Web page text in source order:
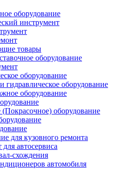
оборудование
инструмент
товары
оборудование
оборудование
гидравлическое оборудование
оборудование
оборудование
для кузовного ремонта
автосервиса
схождения
автомобиля